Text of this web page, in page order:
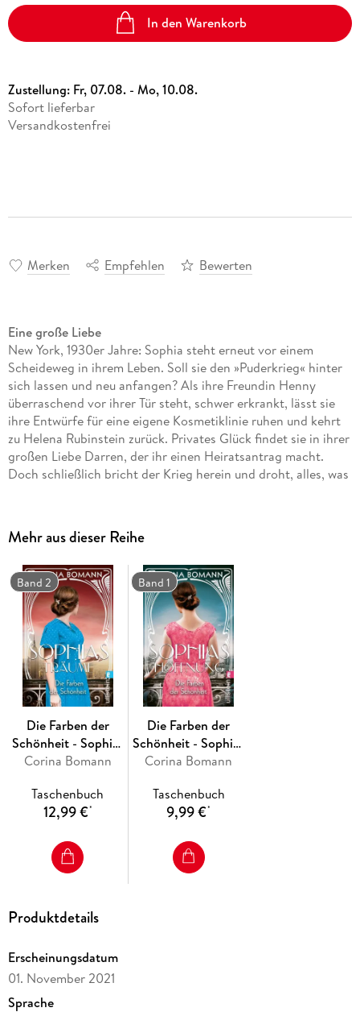
In den Warenkorb
Zustellung: Fr, 07.08. - Mo, 10.08.
Sofort lieferbar
Versandkostenfrei
Merken Empfehlen Bewerten
Eine große Liebe
New York, 1930er Jahre: Sophia steht erneut vor einem
Scheideweg in ihrem Leben. Soll sie den »Puderkrieg« hinter
sich lassen und neu anfangen? Als ihre Freundin Henny
überraschend vor ihrer Tür steht, schwer erkrankt, lässt sie
ihre Entwürfe für eine eigene Kosmetiklinie ruhen und kehrt
zu Helena Rubinstein zurück. Privates Glück findet sie in ihrer
großen Liebe Darren, der ihr einen Heiratsantrag macht.
Doch schließlich bricht der Krieg herein und droht, alles, was
Mehr aus dieser Reihe
Band 2
Die Farben der
Schönheit - Sophias
Träume
Corina Bomann
Taschenbuch
12,99 €*
Band 1
Die Farben der
Schönheit - Sophias
Hoffnung
Corina Bomann
Taschenbuch
9,99 €*
Produktdetails
Erscheinungsdatum
01. November 2021
Sprache